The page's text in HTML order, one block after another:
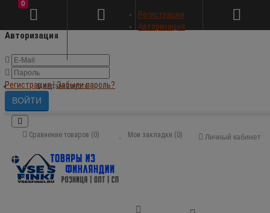
Авторизация
Регистрация|Забыли пароль?
Личный кабинет
Мои закладки (0)
Сравнение товаров (0)
Регистрация
Авторизация
0
В корзине пусто!